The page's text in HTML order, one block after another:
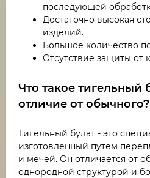
последующей
Достаточно высокая
изделий.
Большое количество
Отсутствие защиты от
Что такое тигельный
отличие от обычного?
Тигельный булат - это
изготовленный путем
и мечей. Он отличается от
однородной структурой и